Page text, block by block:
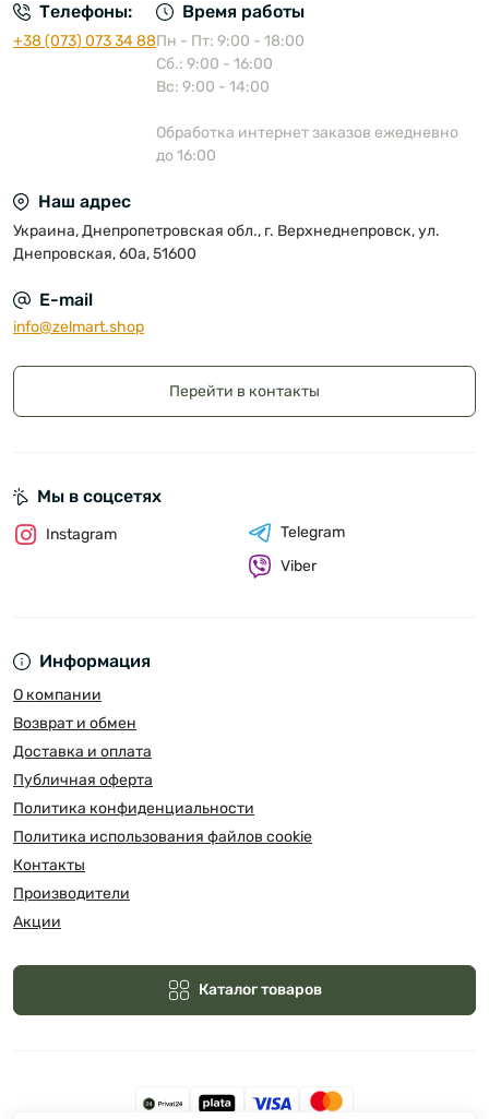
Телефоны:
+38 (073) 073 34 88
Время работы
Пн - Пт: 9:00 - 18:00
Сб.: 9:00 - 16:00
Вс: 9:00 - 14:00
Обработка интернет заказов ежедневно
до 16:00
Наш адрес
Украина, Днепропетровская обл., г. Верхнеднепровск, ул.
Днепровская, 60а, 51600
E-mail
info@zelmart.shop
Перейти в контакты
Информация
О компании
Возврат и обмен
Доставка и оплата
Публичная оферта
Политика конфиденциальности
Политика использования файлов cookie
Контакты
Производители
Акции
Каталог товаров
Мы в соцсетях
Instagram
Telegram
Viber